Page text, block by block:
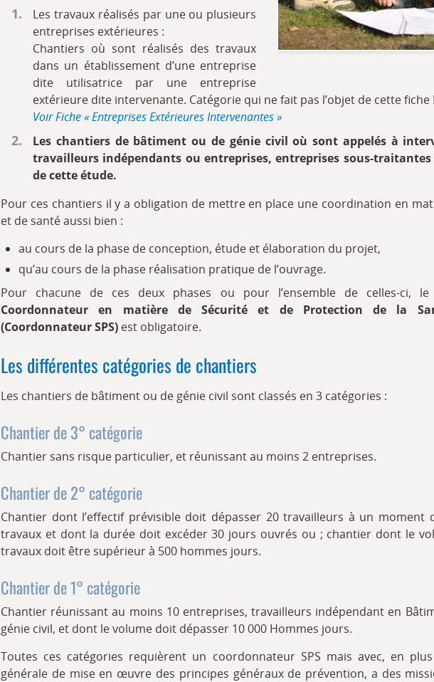
Les travaux réalisés par une ou plusieurs
entreprises extérieures :
Chantiers où sont réalisés des travaux
dans un établissement d’une entreprise
dite utilisatrice par une entreprise
extérieure dite intervenante. Catégorie qui ne fait pas l’objet de cette fiche !
Voir Fiche « Entreprises Extérieures Intervenantes »
Les chantiers de bâtiment ou de génie civil où sont appelés à
travailleurs indépendants ou entreprises, entreprises sous-
de cette étude.
Pour ces chantiers il y a obligation de mettre en place une coordination en
et de santé aussi bien :
au cours de la phase de conception, étude et élaboration du projet,
qu’au cours de la phase réalisation pratique de l’ouvrage.
Pour chacune de ces deux phases ou pour l’ensemble de celles-ci,
Coordonnateur en matière de Sécurité et de Protection de la
(Coordonnateur SPS) est obligatoire.
Les différentes catégories de chantiers
Les chantiers de bâtiment ou de génie civil sont classés en 3 catégories :
Chantier de 3° catégorie
Chantier sans risque particulier, et réunissant au moins 2 entreprises.
Chantier de 2° catégorie
Chantier dont l’effectif prévisible doit dépasser 20 travailleurs à un moment
travaux et dont la durée doit excéder 30 jours ouvrés ou ; chantier dont le
travaux doit être supérieur à 500 hommes jours.
Chantier de 1° catégorie
Chantier réunissant au moins 10 entreprises, travailleurs indépendant en
génie civil, et dont le volume doit dépasser 10 000 Hommes jours.
Toutes ces catégories requièrent un coordonnateur SPS mais avec, en
générale de mise en œuvre des principes généraux de prévention, a des